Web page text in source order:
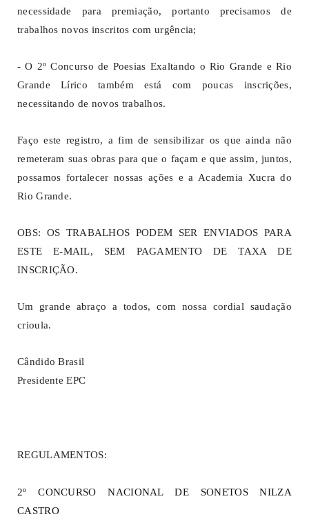
necessidade para premiação, portanto precisamos de
trabalhos novos inscritos com urgência;
- O 2º Concurso de Poesias Exaltando o Rio Grande e Rio
Grande Lírico também está com poucas inscrições,
necessitando de novos trabalhos.
Faço este registro, a fim de sensibilizar os que ainda não
remeteram suas obras para que o façam e que assim, juntos,
possamos fortalecer nossas ações e a Academia Xucra do
Rio Grande.
OBS: OS TRABALHOS PODEM SER ENVIADOS PARA
ESTE E-MAIL, SEM PAGAMENTO DE TAXA DE
INSCRIÇÃO.
Um grande abraço a todos, com nossa cordial saudação
crioula.
Cândido Brasil
Presidente EPC
REGULAMENTOS:
2º CONCURSO NACIONAL DE SONETOS NILZA
CASTRO